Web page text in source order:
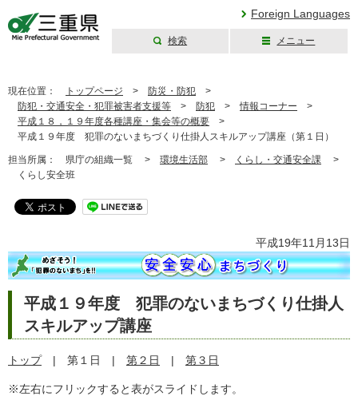
Foreign Languages
検索 メニュー
現在位置： トップページ > 防災・防犯 >
防犯・交通安全・犯罪被害者支援等 > 防犯 > 情報コーナー >
平成１８，１９年度各種講座・集会等の概要 >
平成１９年度 犯罪のないまちづくり仕掛人スキルアップ講座（第１日）
担当所属： 県庁の組織一覧 > 環境生活部 > くらし・交通安全課 >
くらし安全班
平成19年11月13日
平成１９年度 犯罪のないまちづくり仕掛人
スキルアップ講座
トップ| 第１日 | 第２日 | 第３日
※左右にフリックすると表がスライドします。